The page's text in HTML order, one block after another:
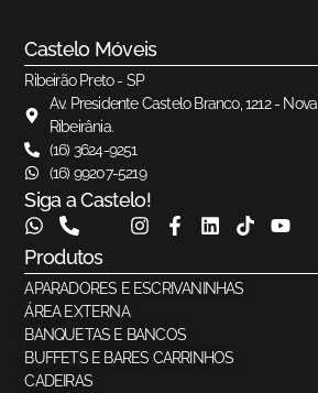
Castelo Móveis
Ribeirão Preto - SP
Av. Presidente Castelo Branco, 1212 - Nova
Ribeirânia.
(16) 3624-9251
(16) 99207-5219
Siga a Castelo!
Produtos
APARADORES E ESCRIVANINHAS
ÁREA EXTERNA
BANQUETAS E BANCOS
BUFFETS E BARES CARRINHOS
CADEIRAS